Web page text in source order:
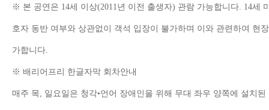
※ 본 공연은 14세 이상(2011년 이전 출생자) 관람 가능합니다. 14세
호자 동반 여부와 상관없이 객석 입장이 불가하며 이와 관련하여 현
가합니다.
※ 배리어프리 한글자막 회차안내
매주 목, 일요일은 청각•언어 장애인을 위해 무대 좌우 양쪽에 설치